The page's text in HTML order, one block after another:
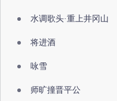
水调歌头·重上井冈山
将进酒
咏雪
师旷撞晋平公